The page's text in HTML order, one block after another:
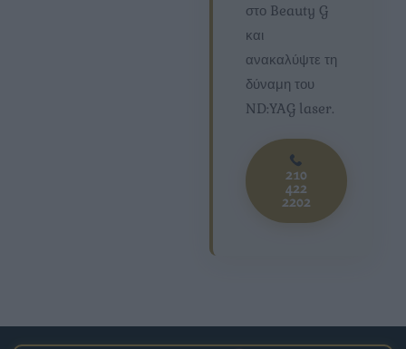
στο Beauty G
και
ανακαλύψτε τη
δύναμη του
ND:YAG laser.
210
422
2202